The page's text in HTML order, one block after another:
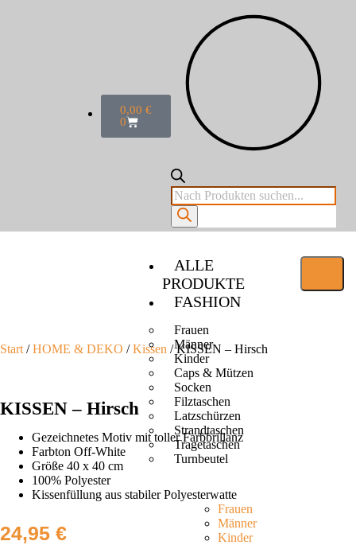
0,00 €
0
ALLE
PRODUKTE
FASHION
Frauen
Männer
Kinder
Caps & Mützen
Socken
Filztaschen
Latzschürzen
Strandtaschen
Tragetaschen
Turnbeutel
Frauen
Männer
Kinder
Start /HOME & DEKO /Kissen / KISSEN – Hirsch
KISSEN – Hirsch
Gezeichnetes Motiv mit toller Farbbrillanz
Farbton Off-White
Größe 40 x 40 cm
100% Polyester
Kissenfüllung aus stabiler Polyesterwatte
24,95 €